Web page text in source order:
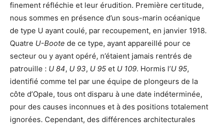
finement réfléchie et leur érudition. Première certitude,
nous sommes en présence d’un sous-marin océanique
de type U ayant coulé, par recoupement, en janvier 1918.
Quatre U-Boote de ce type, ayant appareillé pour ce
secteur ou y ayant opéré, n’étaient jamais rentrés de
patrouille : U 84, U 93, U 95 et U 109. Hormis l’U 95,
identifié comme tel par une équipe de plongeurs de la
côte d’Opale, tous ont disparu à une date indéterminée,
pour des causes inconnues et à des positions totalement
ignorées. Cependant, des différences architecturales